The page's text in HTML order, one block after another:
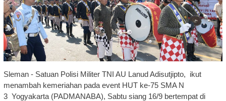
Sleman - Satuan Polisi Militer TNI AU Lanud Adisutjipto, ikut
menambah kemeriahan pada event HUT ke-75 SMA N
3 Yogyakarta (PADMANABA), Sabtu siang 16/9 bertempat di